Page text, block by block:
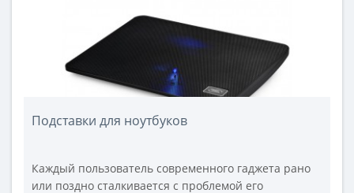
Подставки для ноутбуков
Каждый пользователь современного гаджета рано
или поздно сталкивается с проблемой его